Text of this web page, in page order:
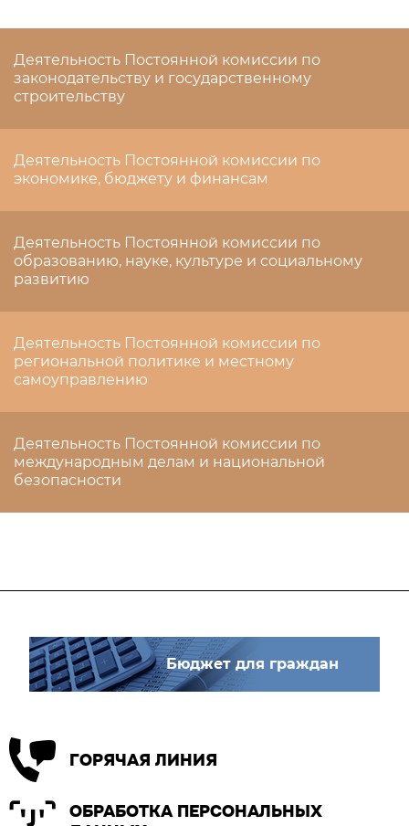
Деятельность Постоянной комиссии по
законодательству и государственному
строительству
Деятельность Постоянной комиссии по
экономике, бюджету и финансам
Деятельность Постоянной комиссии по
образованию, науке, культуре и социальному
развитию
Деятельность Постоянной комиссии по
региональной политике и местному
самоуправлению
Деятельность Постоянной комиссии по
международным делам и национальной
безопасности
Бюджет для граждан
ГОРЯЧАЯ ЛИНИЯ
ОБРАБОТКА ПЕРСОНАЛЬНЫХ